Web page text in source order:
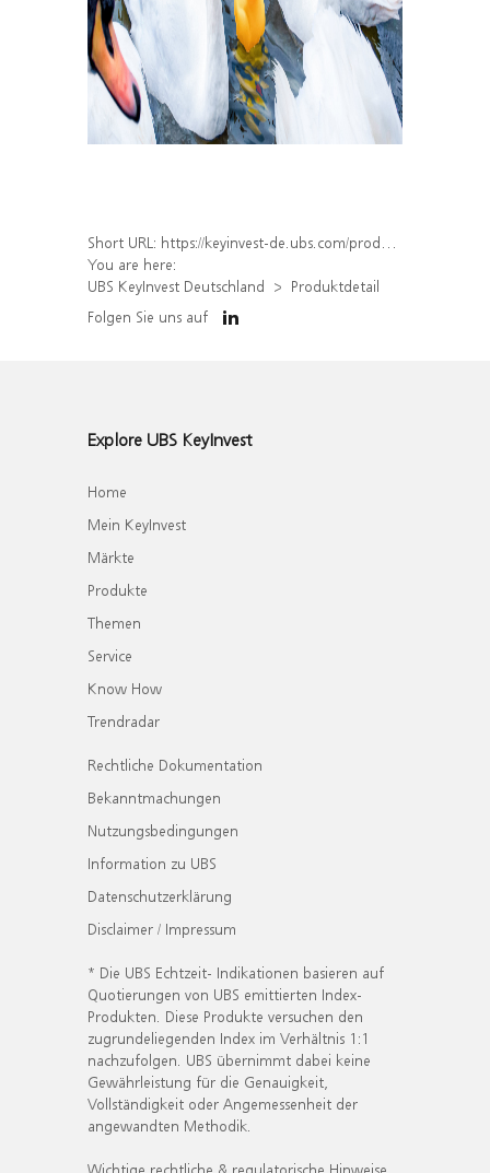
Short URL: https://keyinvest-de.ubs.com/produkt/detail/index/isin/DE000WA6CLL8
You are here:
UBS KeyInvest Deutschland
Produktdetail
Folgen Sie uns auf
Explore UBS KeyInvest
Home
Mein KeyInvest
Märkte
Produkte
Themen
Service
Know How
Trendradar
Rechtliche Dokumentation
Bekanntmachungen
Nutzungsbedingungen
Information zu UBS
Datenschutzerklärung
Disclaimer / Impressum
* Die UBS Echtzeit- Indikationen basieren auf
Quotierungen von UBS emittierten Index-
Produkten. Diese Produkte versuchen den
zugrundeliegenden Index im Verhältnis 1:1
nachzufolgen. UBS übernimmt dabei keine
Gewährleistung für die Genauigkeit,
Vollständigkeit oder Angemessenheit der
angewandten Methodik.